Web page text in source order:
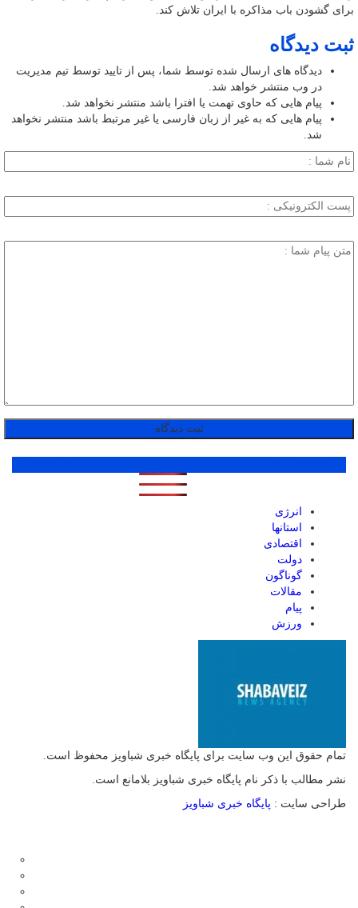
برای گشودن باب مذاکره با ایران تلاش کند.
ثبت دیدگاه
دیدگاه های ارسال شده توسط شما، پس از تایید توسط تیم مدیریت
در وب منتشر خواهد شد.
پیام هایی که حاوی تهمت یا افترا باشد منتشر نخواهد شد.
پیام هایی که به غیر از زبان فارسی یا غیر مرتبط باشد منتشر نخواهد
شد.
انرژی
استانها
اقتصادی
دولت
گوناگون
مقالات
پیام
ورزش
تمام حقوق این وب سایت برای پایگاه خبری شباویز محفوظ است.
نشر مطالب با ذکر نام پایگاه خبری شباویز بلامانع است.
طراحی سایت : پایگاه خبری شباویز